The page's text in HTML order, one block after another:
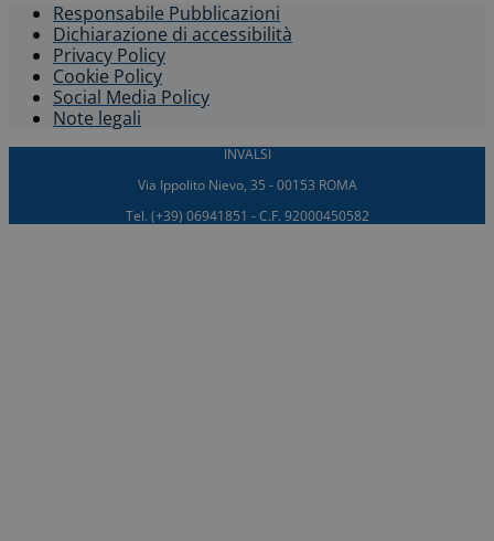
Responsabile Pubblicazioni
Dichiarazione di accessibilità​
Privacy Policy
Cookie Policy
Social Media Policy
Note legali
INVALSI
Via Ippolito Nievo, 35 - 00153 ROMA
Tel. (+39) 06941851 - C.F. 92000450582